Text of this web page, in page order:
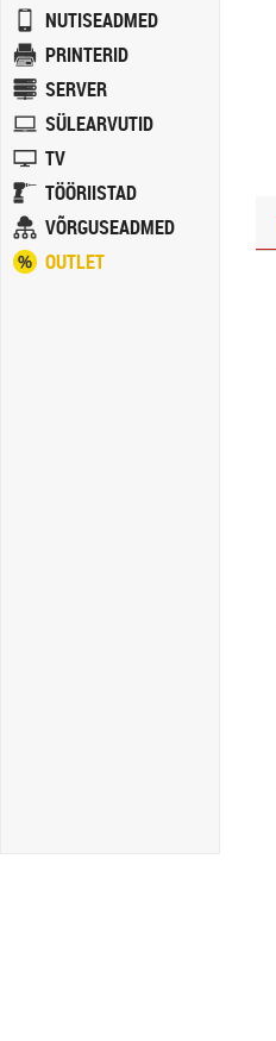
NUTISEADMED
PRINTERID
SERVER
SÜLEARVUTID
TV
TÖÖRIISTAD
VÕRGUSEADMED
OUTLET